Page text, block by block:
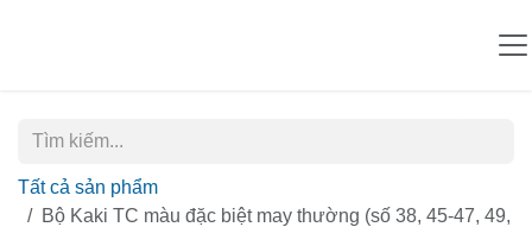
Tất cả sản phẩm
Bộ Kaki TC màu đặc biệt may thường (số 38, 45-47, 49,